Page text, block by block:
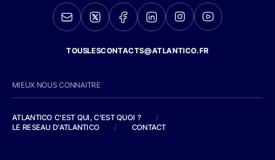
TOUSLESCONTACTS@ATLANTICO.FR
MIEUX NOUS CONNAITRE
ATLANTICO C'EST QUI, C'EST QUOI ?
/
LE RESEAU D'ATLANTICO
/ CONTACT